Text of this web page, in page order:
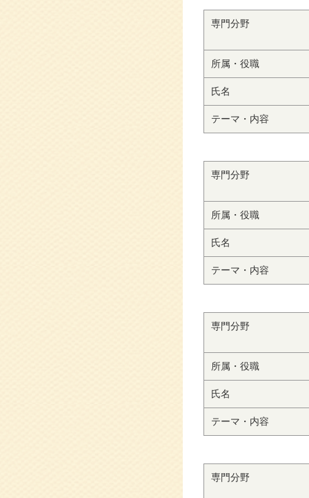
専門分野
所属・役職
氏名
テーマ・内容
専門分野
所属・役職
氏名
テーマ・内容
専門分野
所属・役職
氏名
テーマ・内容
専門分野